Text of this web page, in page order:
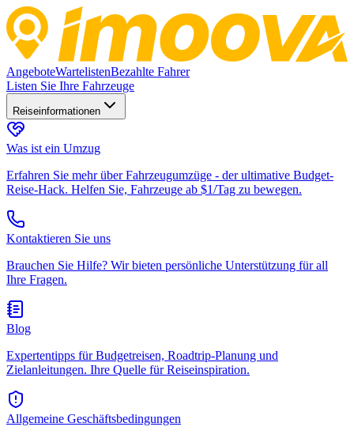
AngeboteWartelistenBezahlte Fahrer
Listen Sie Ihre Fahrzeuge
Reiseinformationen
Was ist ein Umzug
Erfahren Sie mehr über Fahrzeugumzüge - der ultimative Budget-
Reise-Hack. Helfen Sie, Fahrzeuge ab $1/Tag zu bewegen.
Kontaktieren Sie uns
Brauchen Sie Hilfe? Wir bieten persönliche Unterstützung für all
Ihre Fragen.
Blog
Expertentipps für Budgetreisen, Roadtrip-Planung und
Zielanleitungen. Ihre Quelle für Reiseinspiration.
Allgemeine Geschäftsbedingungen